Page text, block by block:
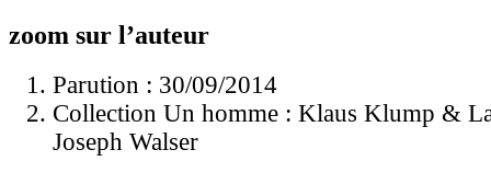
zoom sur l’auteur
Parution : 30/09/2014
Collection Un homme : Klaus Klump &
Joseph Walser